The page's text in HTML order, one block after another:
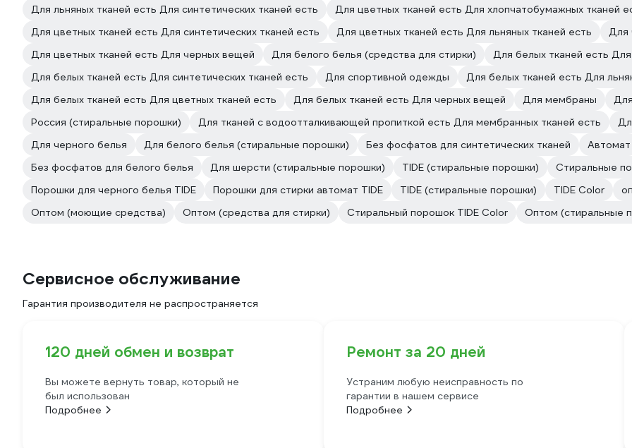
Для льняных тканей есть Для синтетических тканей есть
Для цветных тканей есть Для хлопчатобумажных тканей
Для цветных тканей есть Для синтетических тканей есть
Для цветных тканей есть Для льняных тканей есть
Для
Для цветных тканей есть Для черных вещей
Для белого белья (средства для стирки)
Для белых тканей есть
Для белых тканей есть Для синтетических тканей есть
Для спортивной одежды
Для белых тканей есть Для
Для белых тканей есть Для цветных тканей есть
Для белых тканей есть Для черных вещей Для мембраны
Россия (стиральные порошки)
Для тканей с водоотталкивающей пропиткой есть Для мембранных тканей есть
Для черного белья
Для белого белья (стиральные порошки) Без фосфатов для синтетических тканей
Автомат
Без фосфатов для белого белья
Для шерсти (стиральные порошки) TIDE (стиральные порошки)
Стиральные
Порошки для черного белья TIDE
Порошки для стирки автомат TIDE TIDE (стиральные порошки) TIDE Color
Оптом (моющие средства)
Оптом (средства для стирки) Стиральный порошок TIDE Color Оптом (стиральные
Сервисное обслуживание
Гарантия производителя не распространяется
120 дней обмен и возврат
Вы можете вернуть товар, который не
был использован
Подробнее
Ремонт за 20 дней
Устраним любую неисправность по
гарантии в нашем сервисе
Подробнее